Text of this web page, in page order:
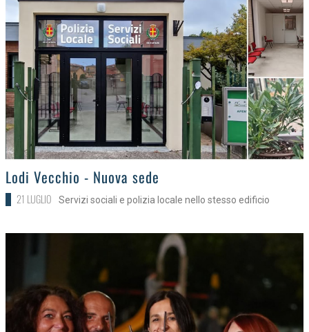
>Lodi Vecchio - Nuova sede
21 LUGLIO Servizi sociali e polizia locale nello stesso edificio